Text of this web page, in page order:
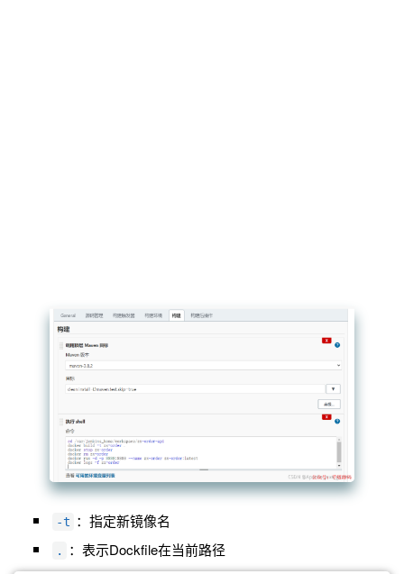
-t ：指定新镜像名
. ：表示Dockfile在当前路径